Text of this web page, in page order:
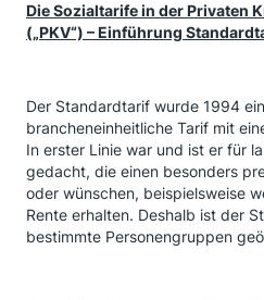
Die Sozialtarife in der Privaten
(„PKV“) – Einführung
Der Standardtarif wurde 1994
brancheneinheitliche Tarif mit
In erster Linie war und ist er für
gedacht, die einen besonders
oder wünschen, beispielsweise
Rente erhalten. Deshalb ist der
bestimmte Personengruppen